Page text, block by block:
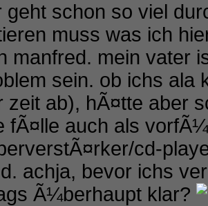
geht schon so viel
muss was ich
manfred. mein vater
sein. ob ichs ala
zeit ab), hÃ¤tte aber
fÃ¤lle auch als
cd-
achja, bevor ichs
Ã¼berhaupt klar?